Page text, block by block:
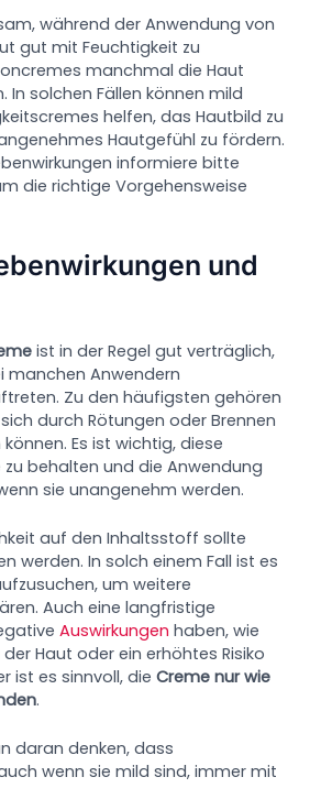
während der Anwendung von
gut mit Feuchtigkeit zu
manchmal die Haut
In solchen Fällen können mild
helfen, das Hautbild zu
Hautgefühl zu fördern.
informiere bitte
die richtige Vorgehensweise
und
ist in der Regel gut verträglich,
manchen Anwendern
Zu den häufigsten gehören
durch Rötungen oder Brennen
Es ist wichtig, diese
behalten und die Anwendung
sie unangenehm werden.
auf den Inhaltsstoff sollte
werden. In solch einem Fall ist es
um weitere
Auch eine langfristige
Auswirkungen haben, wie
Haut oder ein erhöhtes Risiko
ist es sinnvoll, dieCreme nur wie
.
daran denken, dass
wenn sie mild sind, immer mit